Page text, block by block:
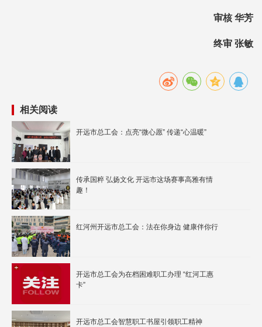
审核 华芳
终审 张敏
相关阅读
开远市总工会：点亮“微心愿” 传递“心温暖”
传承国粹 弘扬文化 开远市这场赛事高雅有情
趣！
红河州开远市总工会：法在你身边 健康伴你行
开远市总工会为在档困难职工办理 “红河工惠
卡”
开远市总工会智慧职工书屋引领职工精神